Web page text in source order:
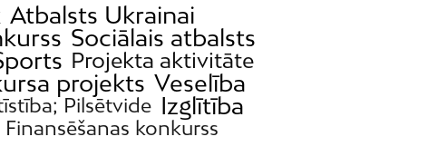
Atbalsts Ukrainai
Sociālais atbalsts
Projekta aktivitāte
projekts Veselība
Pilsētvide Izglītība
Finansēšanas konkurss